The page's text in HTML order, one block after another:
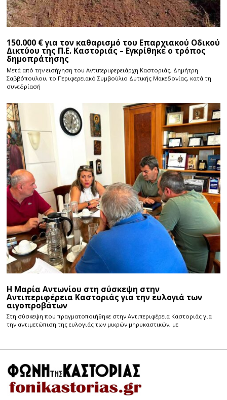
150.000 € για τον καθαρισμό του Επαρχιακού Οδικού
Δικτύου της Π.Ε. Καστοριάς – Εγκρίθηκε ο τρόπος
δημοπράτησης
Μετά από την εισήγηση του Αντιπεριφερειάρχη Καστοριάς, Δημήτρη
Σαββόπουλου, το Περιφερειακό Συμβούλιο Δυτικής Μακεδονίας, κατά τη
συνεδρίασή
Η Μαρία Αντωνίου στη σύσκεψη στην
Αντιπεριφέρεια Καστοριάς για την ευλογιά των
αιγοπροβάτων
Στη σύσκεψη που πραγματοποιήθηκε στην Αντιπεριφέρεια Καστοριάς για
την αντιμετώπιση της ευλογιάς των μικρών μηρυκαστικών, με